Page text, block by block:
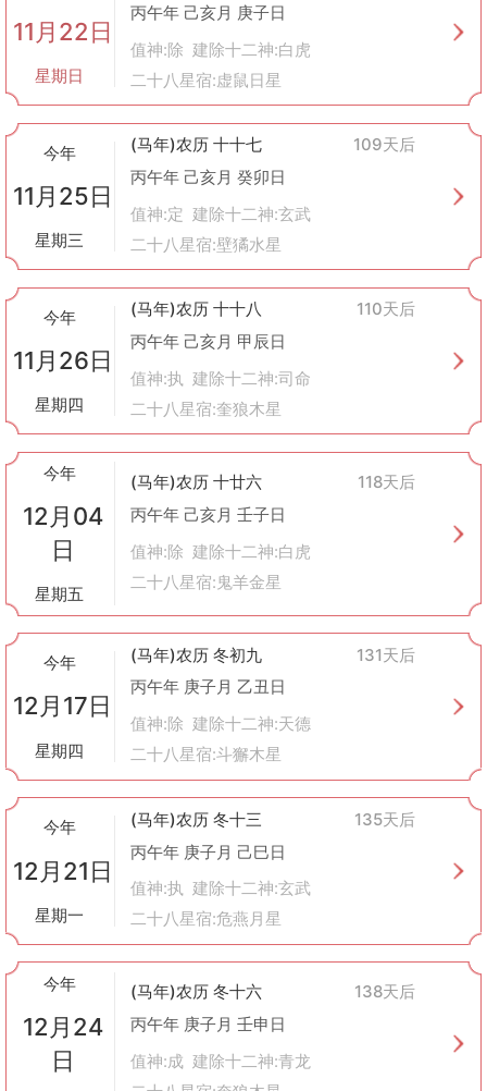
11月22日
星期日
丙午年 己亥月 庚子日
值神:除 建除十二神:白虎
二十八星宿:虚鼠日星
今年
11月25日
星期三
(马年)农历 十十七
109天后
丙午年 己亥月 癸卯日
值神:定 建除十二神:玄武
二十八星宿:壁獝水星
今年
11月26日
星期四
(马年)农历 十十八
110天后
丙午年 己亥月 甲辰日
值神:执 建除十二神:司命
二十八星宿:奎狼木星
今年
12月04
日
星期五
(马年)农历 十廿六
118天后
丙午年 己亥月 壬子日
值神:除 建除十二神:白虎
二十八星宿:鬼羊金星
今年
12月17日
星期四
(马年)农历 冬初九
131天后
丙午年 庚子月 乙丑日
值神:除 建除十二神:天德
二十八星宿:斗獬木星
今年
12月21日
星期一
(马年)农历 冬十三
135天后
丙午年 庚子月 己巳日
值神:执 建除十二神:玄武
二十八星宿:危燕月星
今年
12月24
日
(马年)农历 冬十六
138天后
丙午年 庚子月 壬申日
值神:成 建除十二神:青龙